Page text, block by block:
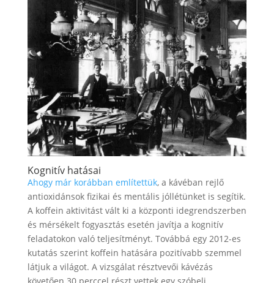
Kognitív hatásai
Ahogy már korábban említettük, a kávéban rejlő
antioxidánsok fizikai és mentális jóllétünket is segítik.
A koffein aktivitást vált ki a központi idegrendszerben
és mérsékelt fogyasztás esetén javítja a kognitív
feladatokon való teljesítményt. Továbbá egy 2012-es
kutatás szerint koffein hatására pozitívabb szemmel
látjuk a világot. A vizsgálat résztvevői kávézás